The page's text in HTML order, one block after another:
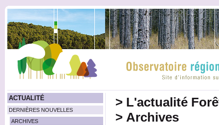
ACTUALITÉ
DERNIÈRES NOUVELLES
ARCHIVES
> L'actualité
> Archives